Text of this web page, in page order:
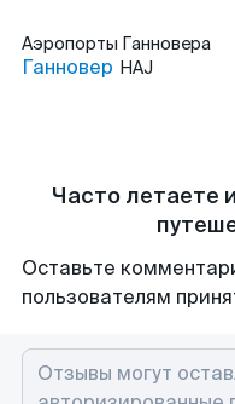
Аэропорты Ганновера
Ганновер HAJ
Часто летаете
Оставьте
пользователям